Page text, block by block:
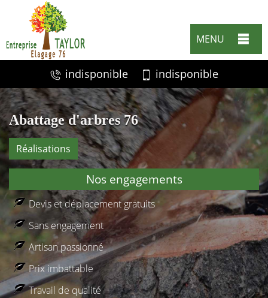
MENU
indisponible indisponible
Abattage d'arbres 76
Réalisations
Nos engagements
Devis et déplacement gratuits
Sans engagement
Artisan passionné
Prix imbattable
Travail de qualité